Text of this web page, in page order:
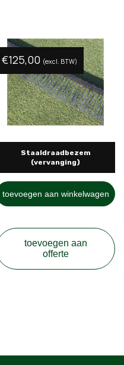
Staaldraadbezem
(vervanging)
€125,00 (excl. BTW)
toevoegen aan winkelwagen
toevoegen aan
offerte